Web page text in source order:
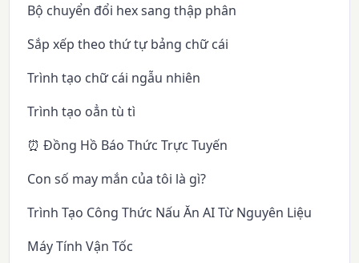
Bộ chuyển đổi hex sang thập phân
Sắp xếp theo thứ tự bảng chữ cái
Trình tạo chữ cái ngẫu nhiên
Trình tạo oẳn tù tì
⏰ Đồng Hồ Báo Thức Trực Tuyến
Con số may mắn của tôi là gì?
Trình Tạo Công Thức Nấu Ăn AI Từ Nguyên Liệu
Máy Tính Vận Tốc